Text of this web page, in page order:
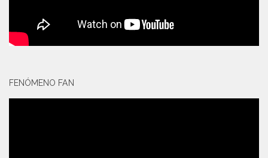
FENÓMENO FAN